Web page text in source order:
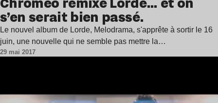
s’en serait bien passé.
Le nouvel album de Lorde, Melodrama, s'apprête à sortir le 16
juin, une nouvelle qui ne semble pas mettre la…
29 mai 2017